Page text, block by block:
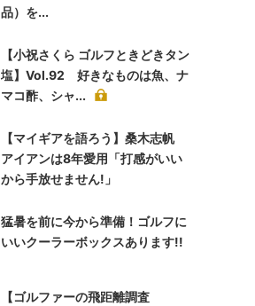
品）を...
【小祝さくら ゴルフときどきタン
塩】Vol.92 好きなものは魚、ナ
マコ酢、シャ...
【マイギアを語ろう】桑木志帆
アイアンは8年愛用「打感がいい
から手放せません!」
猛暑を前に今から準備！ゴルフに
いいクーラーボックスあります!!
【ゴルファーの飛距離調査